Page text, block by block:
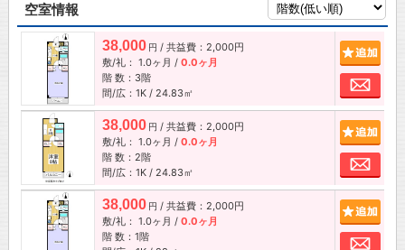
空室情報
38,000 円 / 共益費：2,000円
敷/礼： 1.0ヶ月 / 0.0ヶ月
階 数：3階
間/広：1K / 24.83㎡
お
38,000 円 / 共益費：2,000円
敷/礼： 1.0ヶ月 / 0.0ヶ月
階 数：2階
間/広：1K / 24.83㎡
お
38,000 円 / 共益費：2,000円
敷/礼： 1.0ヶ月 / 0.0ヶ月
階 数：1階
お